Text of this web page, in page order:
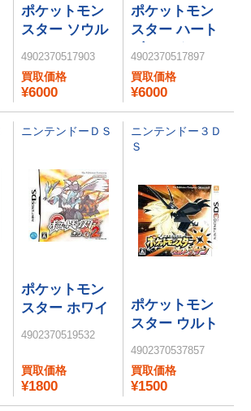
ポケットモン
スター ソウル
シルバー
4902370517903
買取価格
¥6000
ポケットモン
スター ハート
ゴールド
4902370517897
買取価格
¥6000
ニンテンドーＤＳ
ポケットモン
スター ホワイ
ト2
4902370519532
買取価格
¥1800
ニンテンドー３Ｄ
Ｓ
ポケットモン
スター ウルト
ラサン
4902370537857
買取価格
¥1500